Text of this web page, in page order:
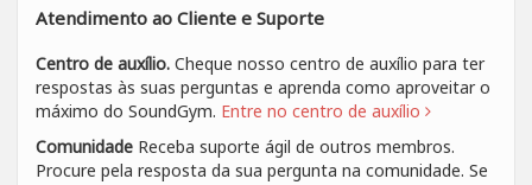
Atendimento ao Cliente e Suporte
Centro de auxílio. Cheque nosso centro de auxílio para ter
respostas às suas perguntas e aprenda como aproveitar o
máximo do SoundGym. Entre no centro de auxílio
Comunidade Receba suporte ágil de outros membros.
Procure pela resposta da sua pergunta na comunidade. Se